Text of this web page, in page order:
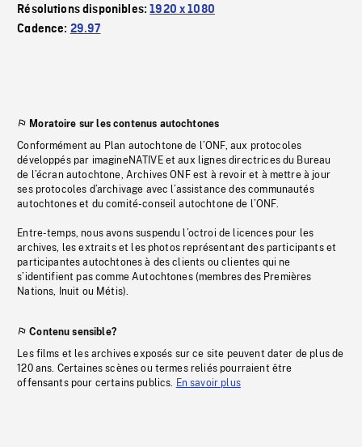
Résolutions disponibles:1920 x 1080
Cadence: 29.97
Moratoire sur les contenus autochtones
Conformément au Plan autochtone de l’ONF, aux protocoles
développés par imagineNATIVE et aux lignes directrices du Bureau
de l’écran autochtone, Archives ONF est à revoir et à mettre à jour
ses protocoles d’archivage avec l’assistance des communautés
autochtones et du comité-conseil autochtone de l’ONF.
Entre-temps, nous avons suspendu l’octroi de licences pour les
archives, les extraits et les photos représentant des participants et
participantes autochtones à des clients ou clientes qui ne
s’identifient pas comme Autochtones (membres des Premières
Nations, Inuit ou Métis).
Contenu sensible?
Les films et les archives exposés sur ce site peuvent dater de plus de
120 ans. Certaines scènes ou termes reliés pourraient être
offensants pour certains publics. En savoir plus